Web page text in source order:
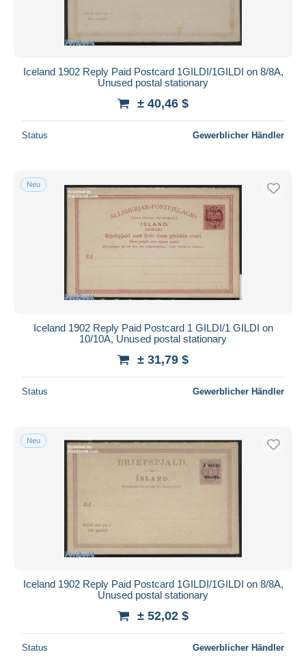
Iceland 1902 Reply Paid Postcard 1GILDI/1GILDI on 8/8A,
Unused postal stationary
± 40,46 $
Status Gewerblicher Händler
Neu
Iceland 1902 Reply Paid Postcard 1 GILDI/1 GILDI on
10/10A, Unused postal stationary
± 31,79 $
Status Gewerblicher Händler
Neu
Iceland 1902 Reply Paid Postcard 1GILDI/1GILDI on 8/8A,
Unused postal stationary
± 52,02 $
Status Gewerblicher Händler